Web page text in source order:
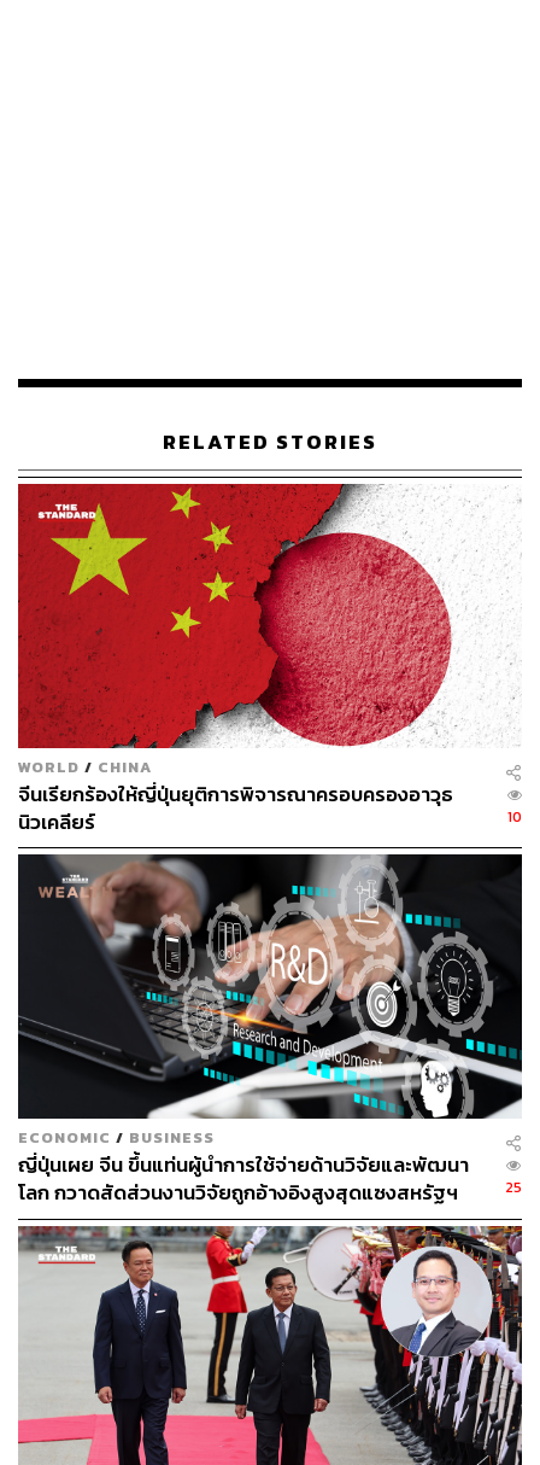
ของชนชั้นนำด้านความมั่นคงระดับประเทศ เนื่องจากบิดา เล
มั่นคงสาธารณะ และเป็นบิ๊กทหารระดับสูงด้านความมั่นคง
ของเวียดนาม จึงปฏิเสธไม่ได้ว่า พื้นฐานทางครอบครัวมีส่วน
เอื้อเป็นแต้มต่อให้เล มิญ ฮึงได้รับเลือกเป็นนายกรัฐมนตรีของ
เวียดนาม เนื่องจากระบบสังคมนิยมแบบเวียดนามยังให้น้ำ
หนักกับความเชื่อใจได้ทางการเมือง (political trust) พอๆ กับ
ความรู้ความสามารถที่ต้องโดดเด่นเช่นกัน
อย่างไรก็ดี แม้จะเป็นลูกของบิ๊กทหารระดับรัฐมนตรี แต่เล
มิญ ฮึงไม่เลือกเดินเส้นทางสายความมั่นคงตามรอยบิดา
แทนที่จะเข้าทำงานในกระทรวงความมั่นคงหรือกองทัพ
เวียดนาม เขากลับเลือกเส้นทางเศรษฐศาสตร์การเงินการ
ธนาคาร สะท้อนการเป็นชนชั้นนำเวียดนามหลังยุคปฏิรูป
หรือ “โด่ยเหมย” (Đổi Mới) ในปี 1986 ที่มีการปฏิรูปครั้งใหญ่
เปลี่ยนระบบเศรษฐกิจแบบวางแผนจากส่วนกลาง (Central
Planning) ไปสู่ “เศรษฐกิจตลาดแนวสังคมนิยม”
ประเด็นถัดมา ชนชั้นนำรุ่นใหม่ นักเศรษฐศาสตร์
Technocratic-Globalist
พื้นฐานการศึกษาของนายกฯ คนใหม่ค่อนข้างแตกต่างจาก
ผู้นำเวียดนามรุ่นที่ผ่านมา ซึ่งส่วนใหญ่เรียนจบมาจาก
ประเทศคอมมิวนิสต์ค่ายโซเวียต (เช่น อดีตนายกฯ ฝ่าม มิงห์
จิ๋งเรียนจบจากโรมาเนีย) หากแต่เล มิญ ฮึงเลือกไปเรียนต่อ
ระดับปริญญาโทที่ประเทศญี่ปุ่น หลังจากที่เรียนจบปริญญา
ตรีด้านภาษาฝรั่งเศสและวัฒนธรรมฝรั่งเศสจากมหาวิทยาลัย
Vietnam National University ในเวียดนาม รวมทั้งมีความ
สนใจการเปลี่ยนแปลงในระดับโลก และเปิดกว้างกับแนวคิด
โลกาภิวัตน์มากกว่าผู้นำเวียดนามรุ่นเก่าสายโซเวียต
เล มิญ ฮึงเข้าศึกษาในระดับปริญญาโทที่ Saitama University
ของญี่ปุ่นในด้านเศรษฐศาสตร์และนโยบายสาธารณะ และยัง
เคยเข้ารับการอบรมด้านเศรษฐกิจกลไกตลาด (market
economy) และการวิเคราะห์ทางการเงินที่มหาวิทยาลัย
RELATED STORIES
WORLD / CHINA
จีนเรียกร้องให้ญี่ปุ่นยุติการพิจารณาครอบครองอาวุธ
นิวเคลียร์
10
ECONOMIC / BUSINESS
ญี่ปุ่นเผย จีน ขึ้นแท่นผู้นำการใช้จ่ายด้านวิจัยและพัฒนา
โลก กวาดสัดส่วนงานวิจัยถูกอ้างอิงสูงสุดแซงสหรัฐฯ
25